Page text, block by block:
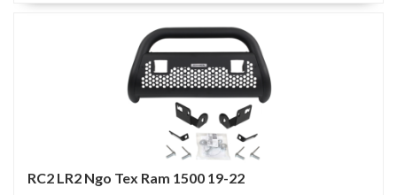
RC2 LR2 Ngo Tex Ram 1500 19-22